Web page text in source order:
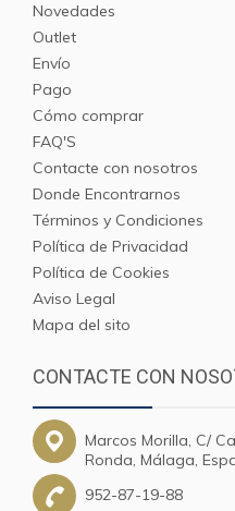
Novedades
Outlet
Envío
Pago
Cómo comprar
FAQ'S
Contacte con nosotros
Donde Encontrarnos
Términos y Condiciones
Política de Privacidad
Política de Cookies
Aviso Legal
Mapa del sito
CONTACTE CON
Marcos Morilla, C/
Ronda, Málaga,
952-87-19-88